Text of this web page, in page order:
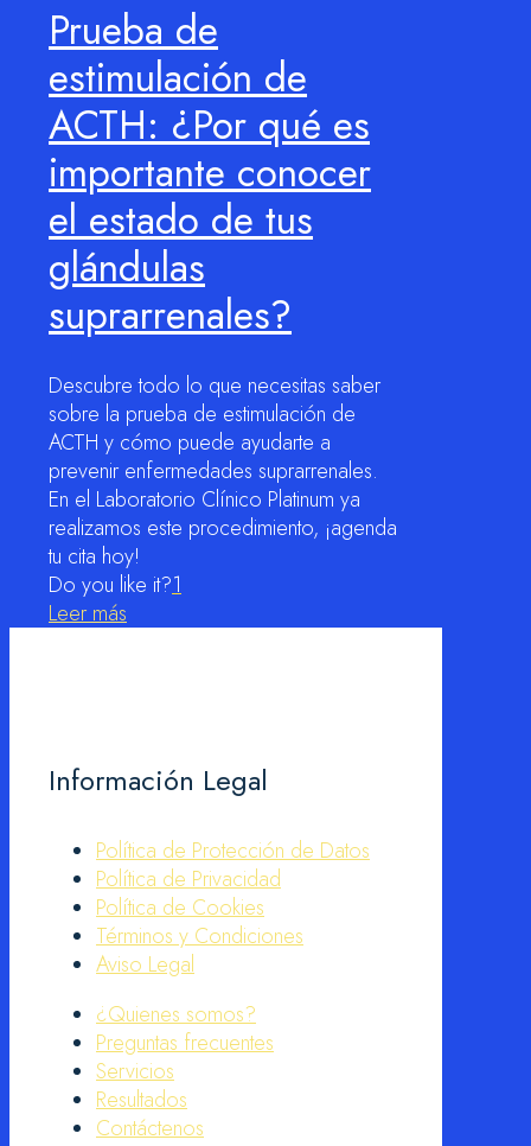
Prueba de
estimulación de
ACTH: ¿Por qué es
importante conocer
el estado de tus
glándulas
suprarrenales?
Descubre todo lo que necesitas saber
sobre la prueba de estimulación de
ACTH y cómo puede ayudarte a
prevenir enfermedades suprarrenales.
En el Laboratorio Clínico Platinum ya
realizamos este procedimiento, ¡agenda
tu cita hoy!
Do you like it?1
Leer más
Información Legal
Política de Protección de Datos
Política de Privacidad
Política de Cookies
Términos y Condiciones
Aviso Legal
¿Quienes somos?
Preguntas frecuentes
Servicios
Resultados
Contáctenos